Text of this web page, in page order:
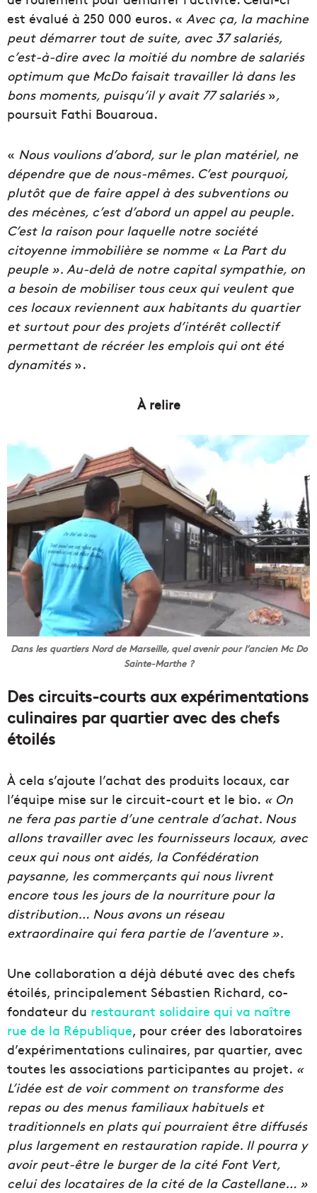
est évalué à 250 000 euros. « Avec ça, la machine
peut démarrer tout de suite, avec 37 salariés,
c’est-à-dire avec la moitié du nombre de salariés
optimum que McDo faisait travailler là dans les
bons moments, puisqu’il y avait 77 salariés»,
poursuit Fathi Bouaroua.
« Nous voulions d’abord, sur le plan matériel, ne
dépendre que de nous-mêmes. C’est pourquoi,
plutôt que de faire appel à des subventions ou
des mécènes, c’est d’abord un appel au peuple.
C’est la raison pour laquelle notre société
citoyenne immobilière se nomme « La Part du
peuple ». Au-delà de notre capital sympathie, on
a besoin de mobiliser tous ceux qui veulent que
ces locaux reviennent aux habitants du quartier
et surtout pour des projets d’intérêt collectif
permettant de récréer les emplois qui ont été
dynamités ».
À relire
Dans les quartiers Nord de Marseille, quel avenir pour l’ancien Mc Do
Sainte-Marthe ?
Des circuits-courts aux expérimentations
culinaires par quartier avec des chefs
étoilés
À cela s’ajoute l’achat des produits locaux, car
l’équipe mise sur le circuit-court et le bio. « On
ne fera pas partie d’une centrale d’achat. Nous
allons travailler avec les fournisseurs locaux, avec
ceux qui nous ont aidés, la Confédération
paysanne, les commerçants qui nous livrent
encore tous les jours de la nourriture pour la
distribution… Nous avons un réseau
extraordinaire qui fera partie de l’aventure ».
Une collaboration a déjà débuté avec des chefs
étoilés, principalement Sébastien Richard, co-
fondateur du restaurant solidaire qui va naître
rue de la République, pour créer des laboratoires
d’expérimentations culinaires, par quartier, avec
toutes les associations participantes au projet. «
L’idée est de voir comment on transforme des
repas ou des menus familiaux habituels et
traditionnels en plats qui pourraient être diffusés
plus largement en restauration rapide. Il pourra y
avoir peut-être le burger de la cité Font Vert,
celui des locataires de la cité de la Castellane… »